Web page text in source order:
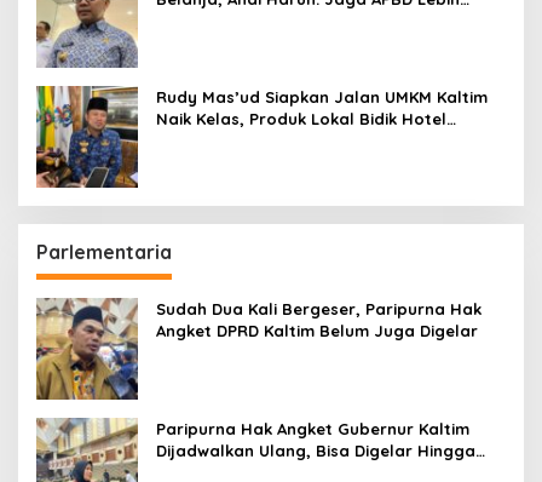
Rudy Mas’ud Siapkan Jalan UMKM Kaltim
Naik Kelas, Produk Lokal Bidik Hotel
Parlementaria
Sudah Dua Kali Bergeser, Paripurna Hak
Angket DPRD Kaltim Belum Juga Digelar
Paripurna Hak Angket Gubernur Kaltim
Dijadwalkan Ulang, Bisa Digelar Hingga